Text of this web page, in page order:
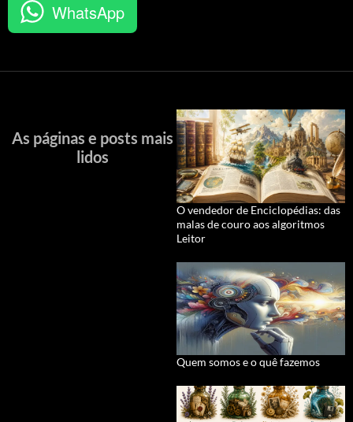
WhatsApp
As páginas e posts mais
lidos
O vendedor de Enciclopédias: das
malas de couro aos algoritmos
Leitor
Quem somos e o quê fazemos